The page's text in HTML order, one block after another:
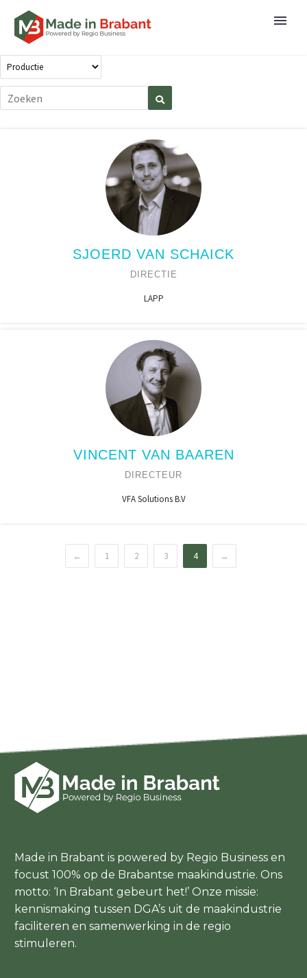
SJOERD VAN SCHAICK
DIRECTIE
LAPP
VINCENT VAN BAAREN
DIRECTEUR
VFA Solutions B.V
← 1 2 3 4 →
Made in Brabant is powered by Regio Business en
focust 100% op de Brabantse maakindustrie. Ons
motto: ‘In Brabant gebeurt het!’ Onze missie:
kennismaking tussen DGA’s uit de maakindustrie
faciliteren en samenwerking in de regio
stimuleren.